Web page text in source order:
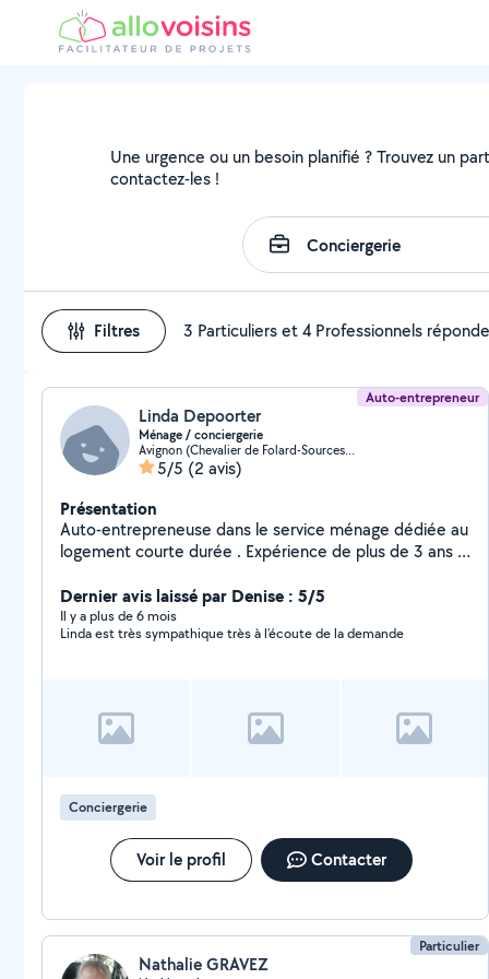
Une urgence ou un besoin planifié ? Trouvez un
contactez-les !
Filtres 3 Particuliers et 4 Professionnels
Auto-entrepreneur
Linda Depoorter
Ménage / conciergerie
Avignon (Chevalier de Folard-Sources Sud)
5/5 (2 avis)
Présentation
Auto-entrepreneuse dans le service ménage dédiée au
logement courte durée . Expérience de plus de 3 ans .
propose des services de ménage et également des
services de gestion locative (conciergerie ) pour les
locations de vos logement rbnb. J'ai également une
(entretien et location ) - Consommables - Gestion
Locative Personne ambitieuse , sérieuse , discrète et
N'hésitez pas si vous souhaitez que l'on échange
ensemble sur vos besoins . Secteur Avignon et les
alentours !
Dernier avis laissé par Denise : 5/5
Il y a plus de 6 mois
Linda est très sympathique très à l’écoute de la demande
Conciergerie
Voir le profil Contacter
Particulier
Nathalie GRAVEZ